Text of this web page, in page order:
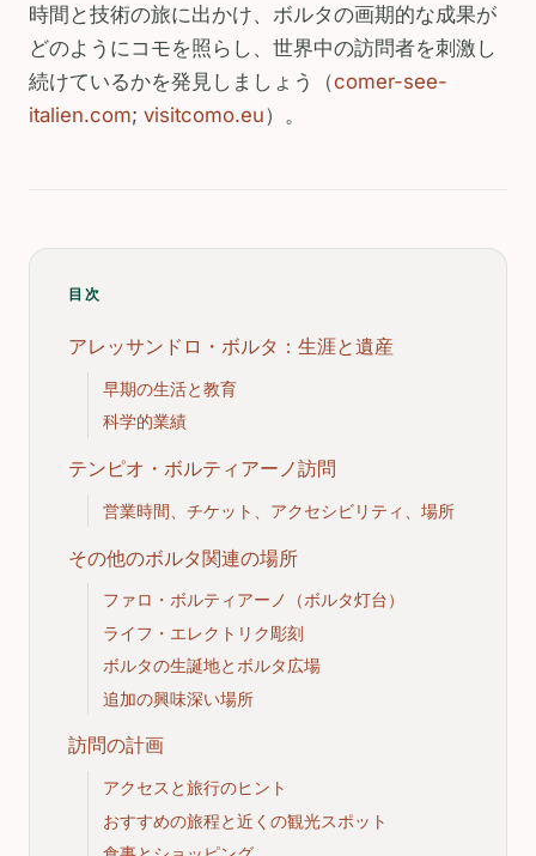
時間と技術の旅に出かけ、ボルタの画期的な成果が
どのようにコモを照らし、世界中の訪問者を刺激し
続けているかを発見しましょう（comer-see-
italien.com; visitcomo.eu）。
目次
アレッサンドロ・ボルタ：生涯と遺産
早期の生活と教育
科学的業績
テンピオ・ボルティアーノ訪問
営業時間、チケット、アクセシビリティ、場所
その他のボルタ関連の場所
ファロ・ボルティアーノ（ボルタ灯台）
ライフ・エレクトリク彫刻
ボルタの生誕地とボルタ広場
追加の興味深い場所
訪問の計画
アクセスと旅行のヒント
おすすめの旅程と近くの観光スポット